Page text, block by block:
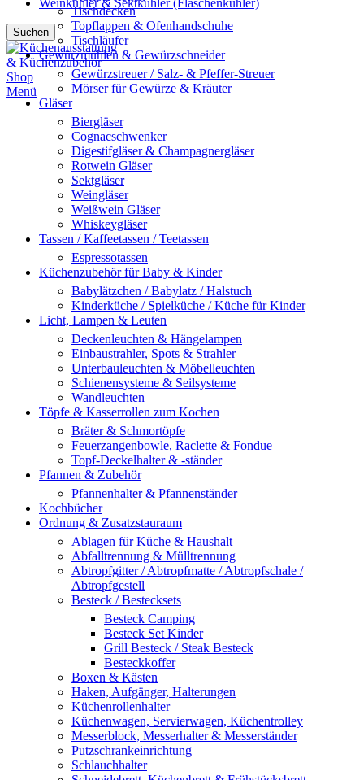
Weinkühler & Sektkühler (Flaschenkühler)
Suchen
Menü
Tischdecken
Topflappen & Ofenhandschuhe
Tischläufer
Gewürzmühlen & Gewürzschneider
Gewürzstreuer / Salz- & Pfeffer-Streuer
Mörser für Gewürze & Kräuter
Gläser
Biergläser
Cognacschwenker
Digestifgläser & Champagnergläser
Rotwein Gläser
Sektgläser
Weingläser
Weißwein Gläser
Whiskeygläser
Tassen / Kaffeetassen / Teetassen
Espressotassen
Küchenzubehör für Baby & Kinder
Babylätzchen / Babylatz / Halstuch
Kinderküche / Spielküche / Küche für Kinder
Licht, Lampen & Leuten
Deckenleuchten & Hängelampen
Einbaustrahler, Spots & Strahler
Unterbauleuchten & Möbelleuchten
Schienensysteme & Seilsysteme
Wandleuchten
Töpfe & Kasserrollen zum Kochen
Bräter & Schmortöpfe
Feuerzangenbowle, Raclette & Fondue
Topf-Deckelhalter & -ständer
Pfannen & Zubehör
Pfannenhalter & Pfannenständer
Kochbücher
Ordnung & Zusatzstauraum
Ablagen für Küche & Haushalt
Abfalltrennung & Mülltrennung
Abtropfgitter / Abtropfmatte / Abtropfschale /
Abtropfgestell
Besteck / Bestecksets
Besteck Camping
Besteck Set Kinder
Grill Besteck / Steak Besteck
Besteckkoffer
Boxen & Kästen
Haken, Aufgänger, Halterungen
Küchenrollenhalter
Küchenwagen, Servierwagen, Küchentrolley
Messerblock, Messerhalter & Messerständer
Putzschrankeinrichtung
Schlauchhalter